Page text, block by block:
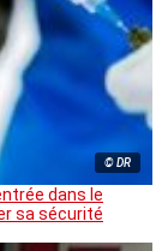
© DR
dans le
sa sécurité